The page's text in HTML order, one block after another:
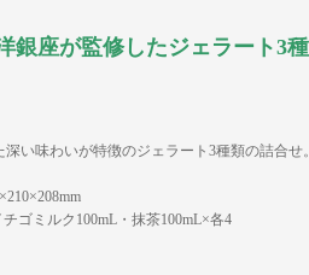
銀座が監修したジェラート3種
い味わいが特徴のジェラート3種類の詰合せ。
チゴミルク100mL・抹茶100mL×各4